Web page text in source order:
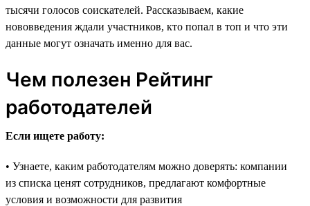
тысячи голосов соискателей. Рассказываем, какие
нововведения ждали участников, кто попал в топ и что эти
данные могут означать именно для вас.
Чем полезен Рейтинг
работодателей
Если ищете работу:
• Узнаете, каким работодателям можно доверять: компании
из списка ценят сотрудников, предлагают комфортные
условия и возможности для развития